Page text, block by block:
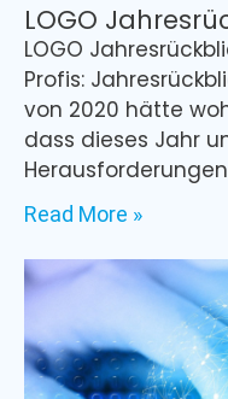
LOGO
LOGO
Profis:
von 2020 hätte
dass dieses Jahr
Herausforderungen
Read More »